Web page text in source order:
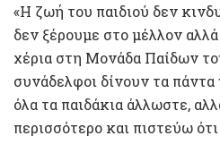
«Η ζωή του παιδιού δεν
δεν ξέρουμε στο μέλλον
χέρια στη Μονάδα Παίδων
συνάδελφοι δίνουν τα πάντα
όλα τα παιδάκια άλλωστε,
περισσότερο και πιστεύω